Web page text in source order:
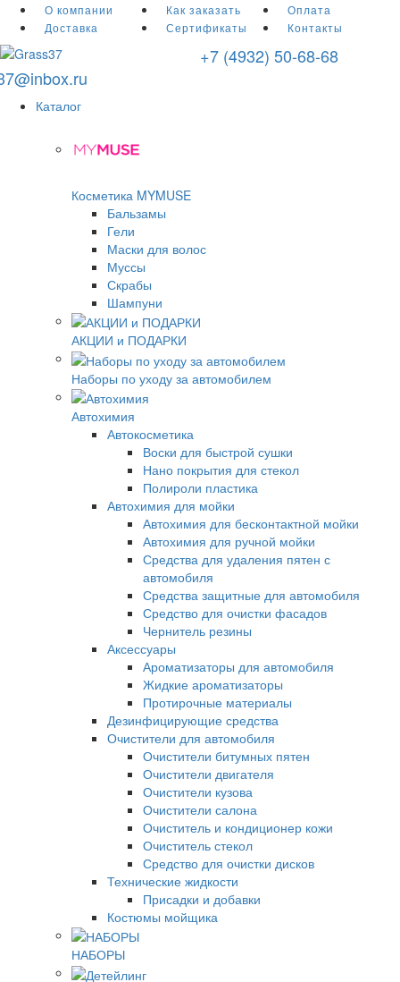
О компании Как заказать
Оплата
Доставка
Сертификаты Контакты
+7 (4932) 50-68-68
Каталог
Косметика MYMUSE
Бальзамы
Гели
Маски для волос
Муссы
Скрабы
Шампуни
АКЦИИ и ПОДАРКИ
Наборы по уходу за автомобилем
Автохимия
Автокосметика
Воски для быстрой сушки
Нано покрытия для стекол
Полироли пластика
Автохимия для мойки
Автохимия для бесконтактной мойки
Автохимия для ручной мойки
Средства для удаления пятен с
автомобиля
Средства защитные для автомобиля
Средство для очистки фасадов
Чернитель резины
Аксессуары
Ароматизаторы для автомобиля
Жидкие ароматизаторы
Протирочные материалы
Дезинфицирующие средства
Очистители для автомобиля
Очистители битумных пятен
Очистители двигателя
Очистители кузова
Очистители салона
Очиститель и кондиционер кожи
Очиститель стекол
Средство для очистки дисков
Технические жидкости
Присадки и добавки
Костюмы мойщика
НАБОРЫ